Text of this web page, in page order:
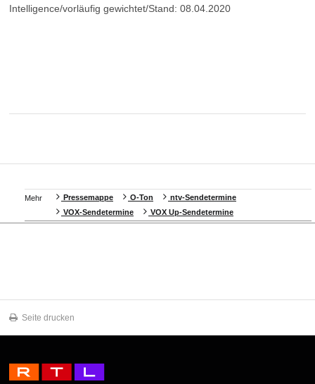
Intelligence/vorläufig gewichtet/Stand: 08.04.2020
Mehr Pressemappe O-Ton
ntv-Sendetermine
VOX-Sendetermine
VOX Up-Sendetermine
Seite drucken